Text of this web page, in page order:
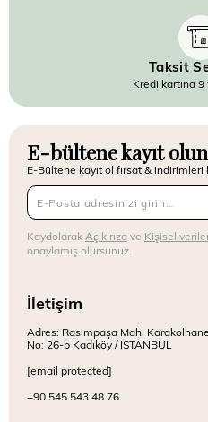
Taksit
Kredi kartına
E-bültene kayıt
E-Bültene kayıt ol fırsat & indirimleri
Kaydolarak Açık rızave Kişisel
onaylamış olursunuz.
İletişim
Adres: Rasimpaşa Mah.
No: 26-b Kadıköy / İSTANBUL
[email protected]
+90 545 543 48 76